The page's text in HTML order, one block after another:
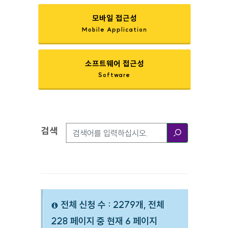
모바일 접근성
Mobile Application
소프트웨어 접근성
Software
검색옵션
검색
전체 신청 수 : 2279개, 전체
228 페이지 중 현재 6 페이지